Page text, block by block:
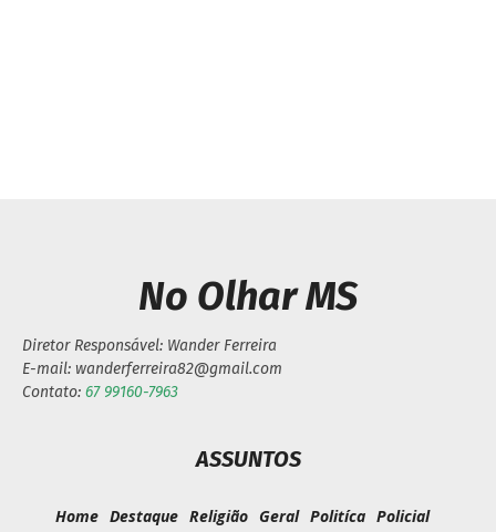
No Olhar MS
Diretor Responsável: Wander Ferreira
E-mail: wanderferreira82@gmail.com
Contato: 67 99160-7963
ASSUNTOS
Home Destaque Religião Geral Politíca Policial